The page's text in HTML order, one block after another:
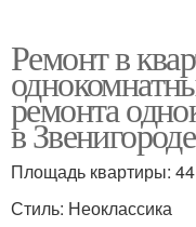
Ремонт в
ремонта
в Звенигороде
Площадь квартиры:
Стиль: Неоклассика